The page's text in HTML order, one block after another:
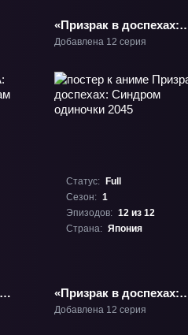
«Призрак в доспехах:
Синдром одиночки
Добавлена 12 серия
Статус:
Full
Сезон: 1
Эпизодов: 12 из 12
Страна: Япония
«Призрак в доспехах:
Синдром одиночки
Добавлена 12 серия